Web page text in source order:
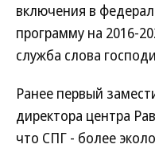
включения в
программу на 2016-
служба слова
Ранее первый
директора центра
что СПГ - более